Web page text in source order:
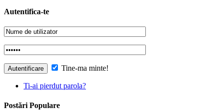
Autentifica-te
Tine-ma minte!
Ti-ai pierdut parola?
Postări Populare